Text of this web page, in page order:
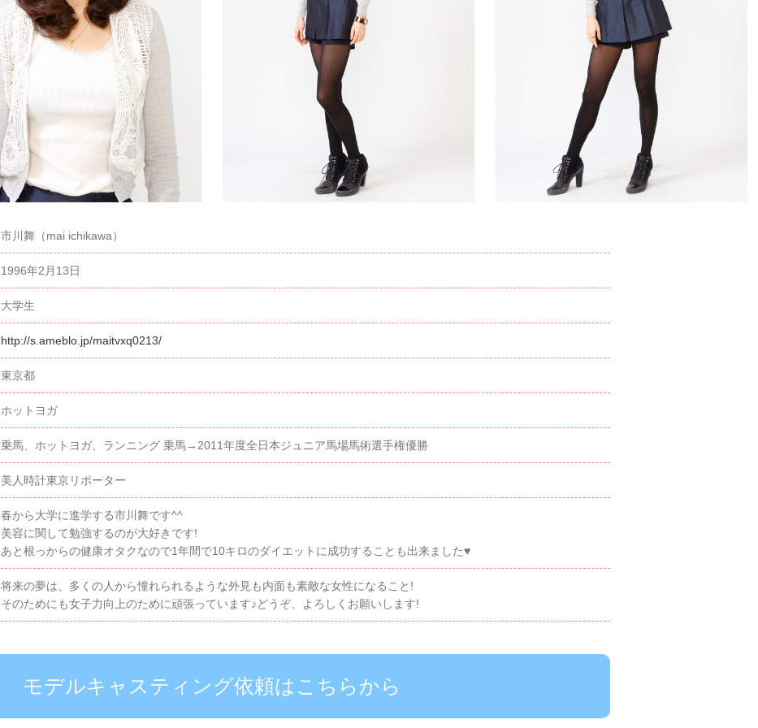
市川舞（mai ichikawa）
1996年2月13日
大学生
http://s.ameblo.jp/maitvxq0213/
東京都
ホットヨガ
乗馬、ホットヨガ、ランニング 乗馬→2011年度全日本ジュニア馬場馬術選手権優勝
美人時計東京リポーター
春から大学に進学する市川舞です^^
美容に関して勉強するのが大好きです!
あと根っからの健康オタクなので1年間で10キロのダイエットに成功することも出来ました♥︎
将来の夢は、多くの人から憧れられるような外見も内面も素敵な女性になること!
そのためにも女子力向上のために頑張っています♪どうぞ、よろしくお願いします!
モデルキャスティング依頼はこちらから